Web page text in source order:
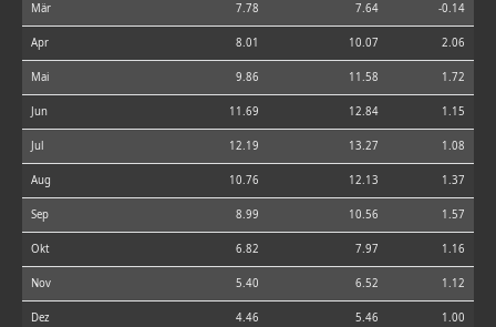
Mär 7.78 7.64 -0.14
Apr 8.01 10.07 2.06
Mai 9.86 11.58 1.72
Jun 11.69 12.84 1.15
Jul 12.19 13.27 1.08
Aug 10.76 12.13 1.37
Sep 8.99 10.56 1.57
Okt 6.82 7.97 1.16
Nov 5.40 6.52 1.12
Dez 4.46 5.46 1.00